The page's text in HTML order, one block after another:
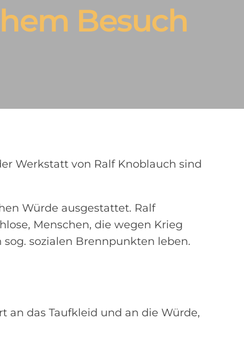
Besuch
Werkstatt von Ralf Knoblauch sind
Würde ausgestattet. Ralf
Menschen, die wegen Krieg
sozialen Brennpunkten leben.
an das Taufkleid und an die Würde,